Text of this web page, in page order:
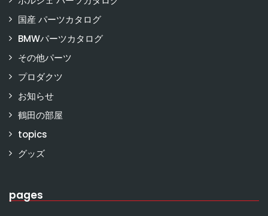
国産 パーツカタログ
BMWパーツカタログ
その他パーツ
プロダクツ
お知らせ
鶴田の部屋
topics
グッズ
pages